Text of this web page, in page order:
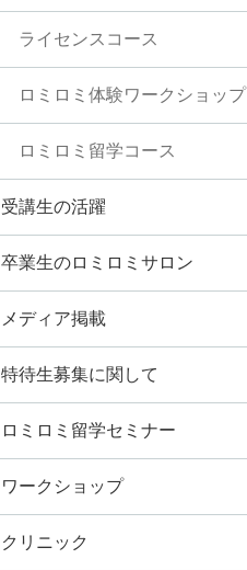
ライセンスコース
ロミロミ体験ワークショップ
ロミロミ留学コース
受講生の活躍
卒業生のロミロミサロン
メディア掲載
特待生募集に関して
ロミロミ留学セミナー
ワークショップ
クリニック